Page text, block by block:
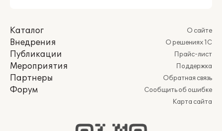
Каталог
Внедрения
Публикации
Мероприятия
Партнеры
Форум
О сайте
О решениях 1С
Прайс-лист
Поддержка
Обратная связь
Сообщить об ошибке
Карта сайта